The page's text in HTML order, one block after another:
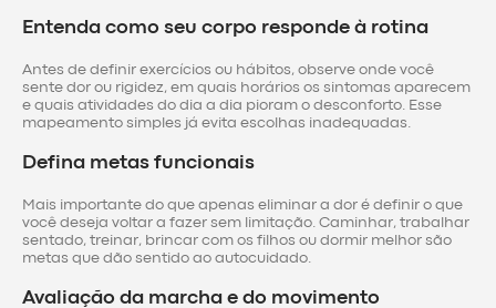
Entenda como seu corpo responde à rotina
Antes de definir exercícios ou hábitos, observe onde você
sente dor ou rigidez, em quais horários os sintomas aparecem
e quais atividades do dia a dia pioram o desconforto. Esse
mapeamento simples já evita escolhas inadequadas.
Defina metas funcionais
Mais importante do que apenas eliminar a dor é definir o que
você deseja voltar a fazer sem limitação. Caminhar, trabalhar
sentado, treinar, brincar com os filhos ou dormir melhor são
metas que dão sentido ao autocuidado.
Avaliação da marcha e do movimento